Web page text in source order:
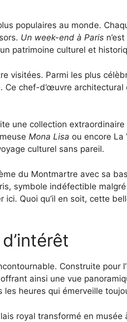
populaires au monde.
Un week-end à Paris
patrimoine culturel et
visitées. Parmi les plus
chef-d’œuvre
une collection
Mona Lisa ou encore La
culturel sans pareil.
du Montmartre avec sa
symbole indéfectible
Quoi qu’il en soit, cette
Construite pour
ainsi une vue
heures qui émerveille
royal transformé en